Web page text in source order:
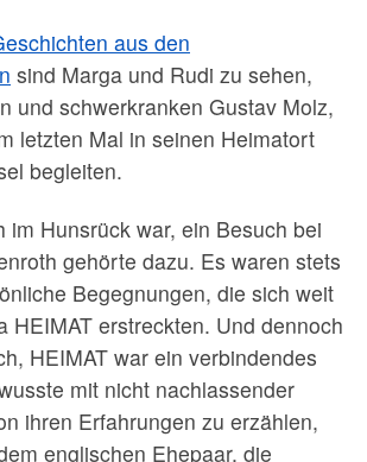
aus den
sind Marga und Rudi zu sehen,
und schwerkranken Gustav Molz,
letzten Mal in seinen Heimatort
begleiten.
im Hunsrück war, ein Besuch bei
gehörte dazu. Es waren stets
Begegnungen, die sich weit
HEIMAT erstreckten. Und dennoch
HEIMAT war ein verbindendes
mit nicht nachlassender
ihren Erfahrungen zu erzählen,
englischen Ehepaar, die